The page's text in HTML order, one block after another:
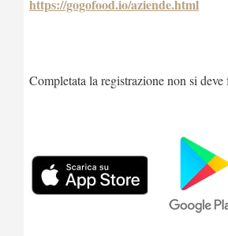
https://gogofood.io/aziende.html
Completata la registrazione non si